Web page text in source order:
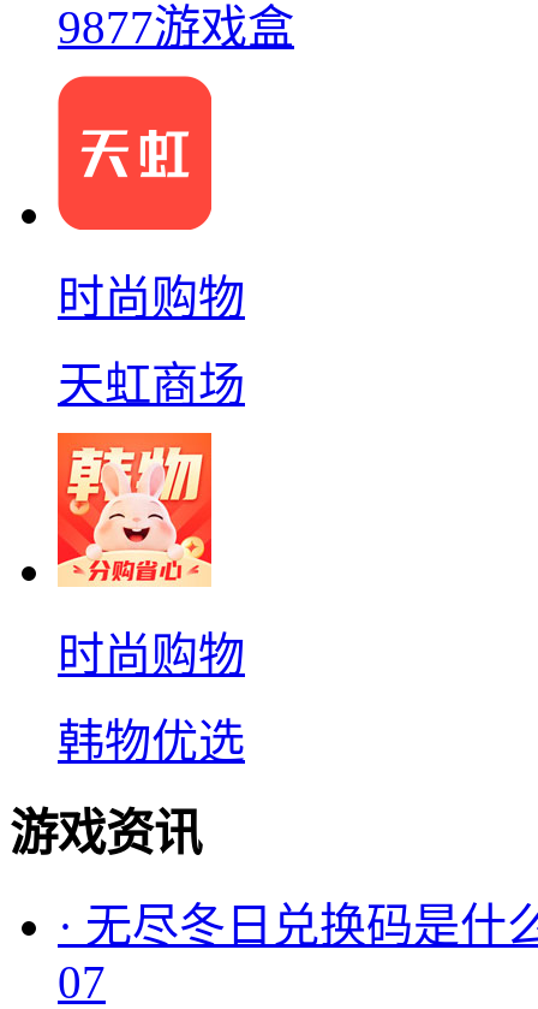
9877游戏盒
时尚购物
天虹商场
时尚购物
韩物优选
游戏资讯
· 无尽冬日兑换码是什
07